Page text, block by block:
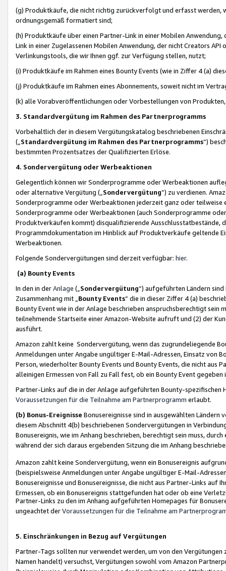
(g) Produktkäufe, die nicht richtig zurückverfolgt und erfasst werden,
ordnungsgemäß formatiert sind;
(h) Produktkäufe über einen Partner-Link in einer Mobilen
Link in einer Zugelassenen Mobilen Anwendung, der nicht Creators
Verlinkungstools, die wir Ihnen ggf. zur Verfügung stellen, nutzt;
(i) Produktkäufe im Rahmen eines Bounty Events (wie in Ziffer 4 (a)
(j) Produktkäufe im Rahmen eines Abonnements, soweit nicht im
(k) alle Vorabveröffentlichungen oder Vorbestellungen von
3. Standardvergütung im Rahmen des Partnerprogramms
Vorbehaltlich der in diesem Vergütungskatalog beschriebenen
(„ Standardvergütung im Rahmen des Partnerprogramms“)
bestimmten Prozentsatzes der Qualifizierten Erlöse.
4. Sondervergütung oder Werbeaktionen
Gelegentlich können wir Sonderprogramme oder Werbeaktionen
oder alternative Vergütung („ Sondervergütung”) zu verdienen.
Sonderprogramme oder Werbeaktionen jederzeit ganz oder
Sonderprogramme oder Werbeaktionen (auch Sonderprogramme
Produktverkäufen kommt) disqualifizierende Ausschlusstatbestände,
Programmdokumentation im Hinblick auf Produktverkäufe geltende
Werbeaktionen.
Folgende Sondervergütungen sind derzeit verfügbar: hier.
(a) Bounty Events
In den in derAnlage („ Sondervergütung“) aufgeführten Ländern
Zusammenhang mit „ Bounty Events“ die in dieser Ziffer 4 (a)
Bounty Event wie in der Anlage beschrieben anspruchsberechtigt sein
teilnehmende Startseite einer Amazon-Website aufruft und (2) der
ausführt.
Amazon zahlt keine Sondervergütung, wenn das zugrundeliegende
Anmeldungen unter Angabe ungültiger E-Mail-Adressen, Einsatz von
Person, wiederholter Bounty Events und Bounty Events, die nicht
alleinigen Ermessen von Fall zu Fall fest, ob ein Bounty Event
Partner-Links auf die in der Anlage aufgeführten Bounty-spezifischen
Voraussetzungen für die Teilnahme am Partnerprogramm erlaubt.
(b) Bonus-Ereignisse Bonusereignisse sind in ausgewählten Ländern
diesem Abschnitt 4(b) beschriebenen Sondervergütungen in
Bonusereignis, wie im Anhang beschrieben, berechtigt sein muss,
während der sich daraus ergebenden Sitzung die im Anhang
Amazon zahlt keine Sondervergütung, wenn ein Bonusereignis
(beispielsweise Anmeldungen unter Angabe ungültiger E-Mail-
Bonusereignisse und Bonusereignisse, die nicht aus Partner-Links auf
Ermessen, ob ein Bonusereignis stattgefunden hat oder ob eine
Partner-Links zu den im Anhang aufgeführten Homepages für
ungeachtet derVoraussetzungen für die Teilnahme am
5. Einschränkungen in Bezug auf Vergütungen
Partner-Tags sollten nur verwendet werden, um von den
Namen handelt) versuchst, Vergütungen sowohl vom Amazon